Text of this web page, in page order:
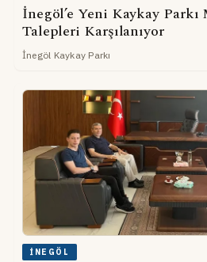
İnegöl’e Yeni Kaykay
Talepleri Karşılanıyor
İnegöl Kaykay Parkı
İNEGÖL